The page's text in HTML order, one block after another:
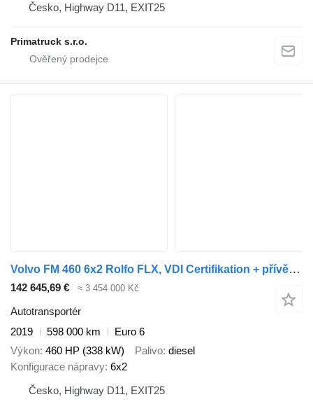
Česko, Highway D11, EXIT25
Primatruck s.r.o.
Volvo FM 460 6x2 Rolfo FLX, VDI Certifikation + přívěs autotransportér
142 645,69 € ≈ 3 454 000 Kč
Autotransportér
2019
598 000 km
Euro 6
Výkon 460 HP (338 kW) Palivo diesel
Konfigurace nápravy 6x2
Česko, Highway D11, EXIT25